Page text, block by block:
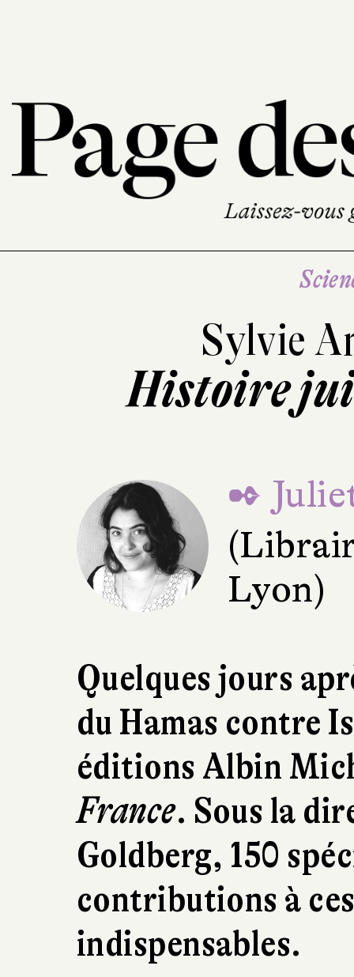
Sylvie
Histoire
✒
Lyon)
Quelques jours
du Hamas contre
éditions Albin
France. Sous la
Goldberg, 150
contributions à
indispensables.